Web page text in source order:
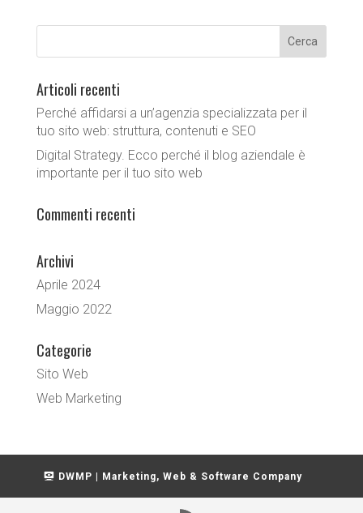
Articoli recenti
Perché affidarsi a un’agenzia specializzata per il
tuo sito web: struttura, contenuti e SEO
Digital Strategy. Ecco perché il blog aziendale è
importante per il tuo sito web
Commenti recenti
Archivi
Aprile 2024
Maggio 2022
Categorie
Sito Web
Web Marketing
DWMP | Marketing, Web & Software Company